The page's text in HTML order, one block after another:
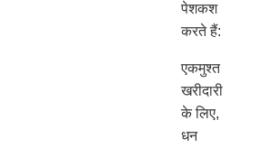
पेशकश
करते हैं:
एकमुश्त
खरीदारी
के लिए,
धन